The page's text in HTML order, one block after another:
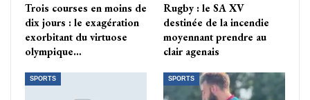
Trois courses en moins de
dix jours : le exagération
exorbitant du virtuose
olympique…
Rugby : le SA XV
destinée de la incendie
moyennant prendre au
clair agenais
SPORTS SPORTS